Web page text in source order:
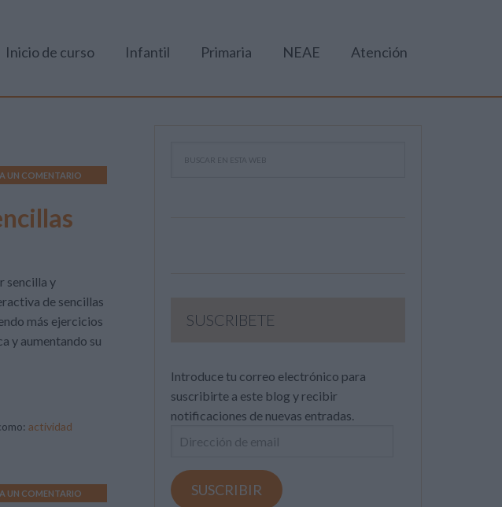
Inicio de curso Infantil Primaria NEAE Atención
UN COMENTARIO
sencilla y
de sencillas
más ejercicios
y aumentando su
actividad
UN COMENTARIO
SUSCRIBETE
Introduce tu correo electrónico para
suscribirte a este blog y recibir
notificaciones de nuevas entradas.
Dirección
email
SUSCRIBIR